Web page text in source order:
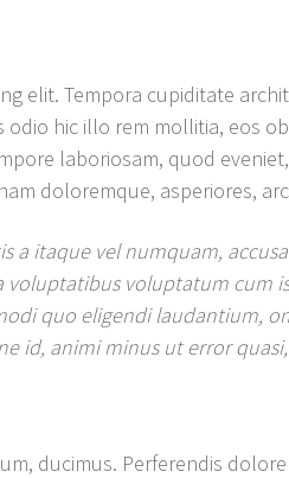
elit. Tempora cupiditate
odio hic illo rem mollitia, eos
laboriosam, quod
doloremque, asperiores,
a itaque vel numquam,
voluptatum cum
quo eligendi laudantium,
id, animi minus ut error
ducimus. Perferendis